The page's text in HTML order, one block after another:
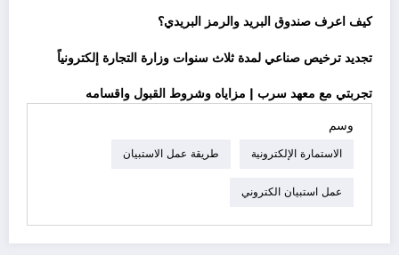
كيف اعرف صندوق البريد والرمز البريدي؟
تجديد ترخيص صناعي لمدة ثلاث سنوات وزارة التجارة إلكترونياً
تجربتي مع معهد سرب | مزاياه وشروط القبول واقسامه
وسم
الاستمارة الإلكترونية طريقة عمل الاستبيان
عمل استبيان الكتروني